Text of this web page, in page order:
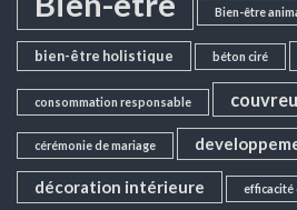
Bien-être
bien-être holistique béton ciré
consommation responsable
cérémonie de mariage
décoration intérieure efficacité